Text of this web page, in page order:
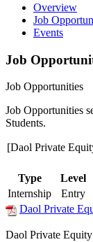
Overview
Job
Events
Job
Job Opportunities
Job Opportunities
Students.
[Daol Private
Type
Level
Internship
Entry
Daol Private
Daol Private